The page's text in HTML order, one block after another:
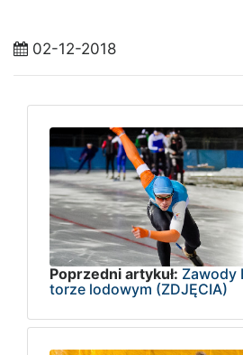
02-12-2018
Poprzedni artykuł: Zawody
torze lodowym (ZDJĘCIA)